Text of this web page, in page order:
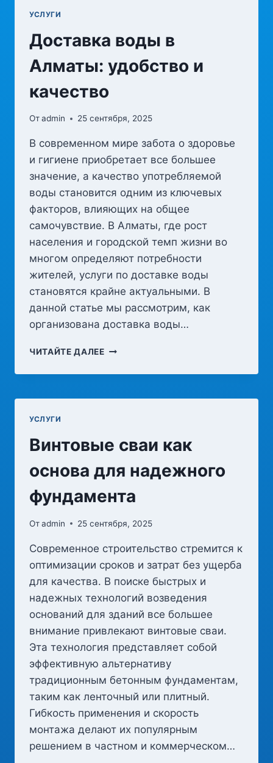
УСЛУГИ
Доставка воды в
Алматы: удобство и
качество
Отadmin 25 сентября, 2025
В современном мире забота о здоровье
и гигиене приобретает все большее
значение, а качество употребляемой
воды становится одним из ключевых
факторов, влияющих на общее
самочувствие. В Алматы, где рост
населения и городской темп жизни во
многом определяют потребности
жителей, услуги по доставке воды
становятся крайне актуальными. В
данной статье мы рассмотрим, как
организована доставка воды…
ЧИТАЙТЕ ДАЛЕЕДОСТАВКА
В
УДОБСТВО
УСЛУГИ
Винтовые сваи как
основа для надежного
фундамента
Отadmin 25 сентября, 2025
Современное строительство стремится к
оптимизации сроков и затрат без ущерба
для качества. В поиске быстрых и
надежных технологий возведения
оснований для зданий все большее
внимание привлекают винтовые сваи.
Эта технология представляет собой
эффективную альтернативу
традиционным бетонным фундаментам,
таким как ленточный или плитный.
Гибкость применения и скорость
монтажа делают их популярным
решением в частном и коммерческом…